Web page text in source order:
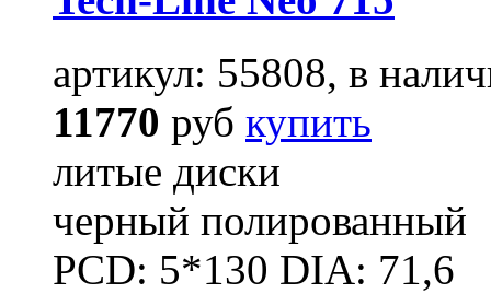
артикул: 55808, в
11770 руб купить
литые диски
черный полированный
PCD: 5*130 DIA: 71,6